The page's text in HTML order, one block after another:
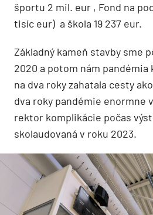
športu 2 mil. eur , Fond na
tisíc eur) a škola 19 237 eur.
Základný kameň stavby sme
2020 a potom nám
na dva roky zahatala cesty
dva roky pandémie enormne
rektor komplikácie počas
skolaudovaná v roku 2023.